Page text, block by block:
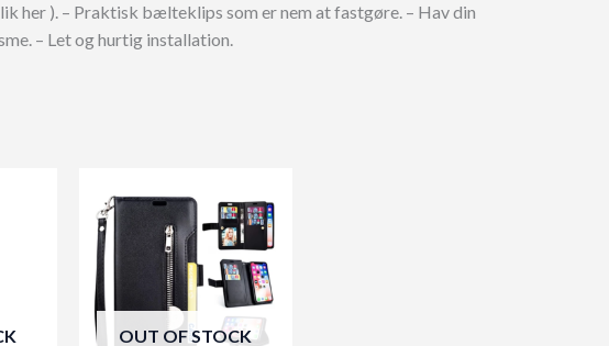
her ). – Praktisk bælteklips som er nem at fastgøre. – Hav din
– Let og hurtig installation.
OUT OF STOCK